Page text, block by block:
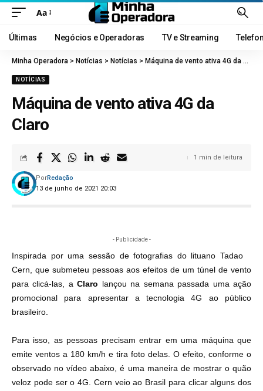
Aa
Últimas Negócios e Operadoras TV e Streaming
Minha Operadora > Notícias > Notícias > Máquina de vento ativa 4G da Claro
NOTÍCIAS
Máquina de vento ativa 4G da
Claro
13 de junho de 2021 20:03
PorRedação
1 min de leitura
- Publicidade -
Inspirada por uma sessão de fotografias do lituano Tadao
Cern, que submeteu pessoas aos efeitos de um túnel de vento
para clicá-las, aClaro lançou na semana passada uma ação
promocional para apresentar a tecnologia 4G ao público
brasileiro.
Para isso, as pessoas precisam entrar em uma máquina que
emite ventos a 180 km/h e tira foto delas. O efeito, conforme o
observado no vídeo abaixo, é uma maneira de mostrar o quão
veloz pode ser o 4G. Cern veio ao Brasil para clicar alguns dos